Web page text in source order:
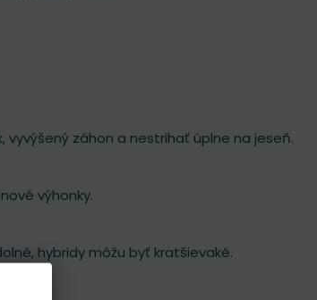
záhon a nestrihať úplne na jeseň.
výhonky.
hybridy môžu byť kratšievaké.